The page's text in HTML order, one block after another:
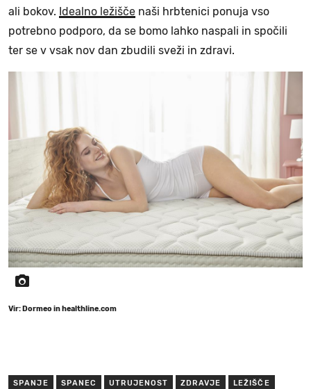
ali bokov. Idealno ležišče naši hrbtenici ponuja vso
potrebno podporo, da se bomo lahko naspali in spočili
ter se v vsak nov dan zbudili sveži in zdravi.
Vir: Dormeo in healthline.com
SPANJE SPANEC UTRUJENOST ZDRAVJE LEŽIŠČE